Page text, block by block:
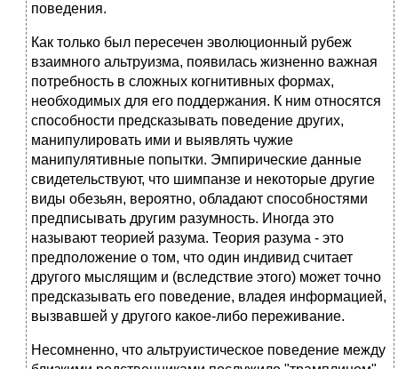
поведения.
Как только был пересечен эволюционный рубеж
взаимного альтруизма, появилась жизненно важная
потребность в сложных когнитивных формах,
необходимых для его поддержания. К ним относятся
способности предсказывать поведение других,
манипулировать ими и выявлять чужие
манипулятивные попытки. Эмпирические данные
свидетельствуют, что шимпанзе и некоторые другие
виды обезьян, вероятно, обладают способностями
предписывать другим разумность. Иногда это
называют теорией разума. Теория разума - это
предположение о том, что один индивид считает
другого мыслящим и (вследствие этого) может точно
предсказывать его поведение, владея информацией,
вызвавшей у другого какое-либо переживание.
Несомненно, что альтруистическое поведение между